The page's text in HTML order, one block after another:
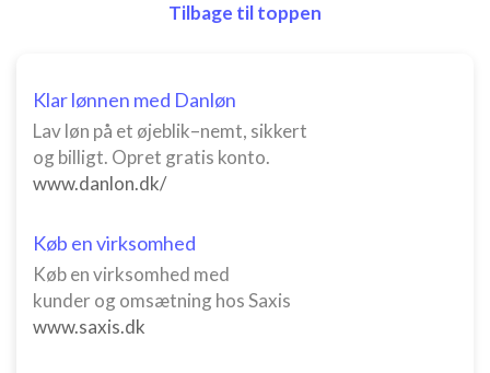
Tilbage til toppen
Klar lønnen med Danløn
Lav løn på et øjeblik–nemt, sikkert
og billigt. Opret gratis konto.
www.danlon.dk/
Køb en virksomhed
Køb en virksomhed med
kunder og omsætning hos Saxis
www.saxis.dk